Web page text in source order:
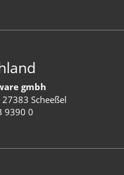
gmbh
Scheeßel
9390 0